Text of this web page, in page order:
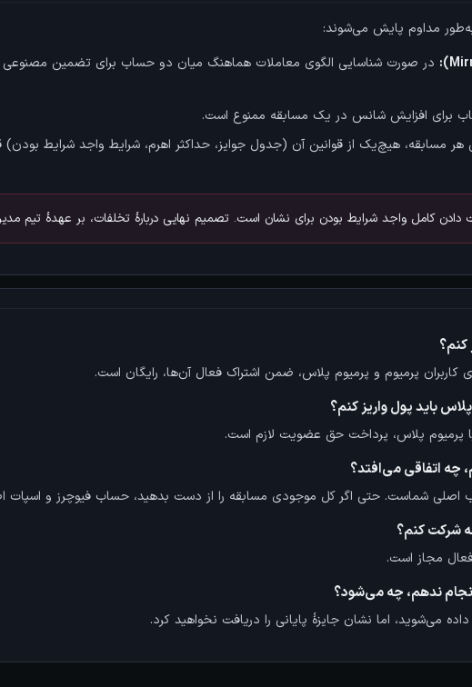
مداوم پایش می‌شوند:
در صورت شناسایی الگوی معاملات هماهنگ میان دو حساب برای تضمین
برای افزایش شانس در یک مسابقه ممنوع است.
مسابقه، هیچ‌یک از قوانین آن (جدول جوایز، حداکثر اهرم، شرایط واجد شرایط بودن)
کامل واجد شرایط بودن برای نشان است. تصمیم نهایی دربارهٔ تخلفات، بر عهدهٔ تیم
کنم؟
کاربران پرمیوم و پرمیوم پلاس، ضمن اشتراک فعال آن‌ها، رایگان است.
باید پول واریز کنم؟
پرمیوم پلاس، پرداخت حق عضویت لازم است.
چه اتفاقی می‌افتد؟
اصلی شماست. حتی اگر کل موجودی مسابقه را از دست بدهید، حساب فیوچرز و اسپات
شرکت کنم؟
مجاز است.
انجام ندهم، چه می‌شود؟
می‌شوید، اما نشان جایزهٔ پایانی را دریافت نخواهید کرد.